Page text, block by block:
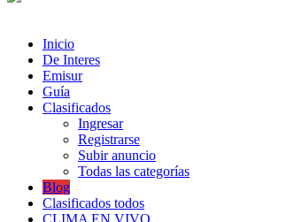
Inicio
De Interes
Emisur
Guía
Clasificados
Ingresar
Registrarse
Subir anuncio
Todas las categorías
Blog
Clasificados todos
CLIMA EN VIVO